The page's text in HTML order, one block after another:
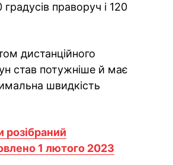
праворуч і 120
дистанційного
став потужніше й має
швидкість
розібраний
1 лютого 2023